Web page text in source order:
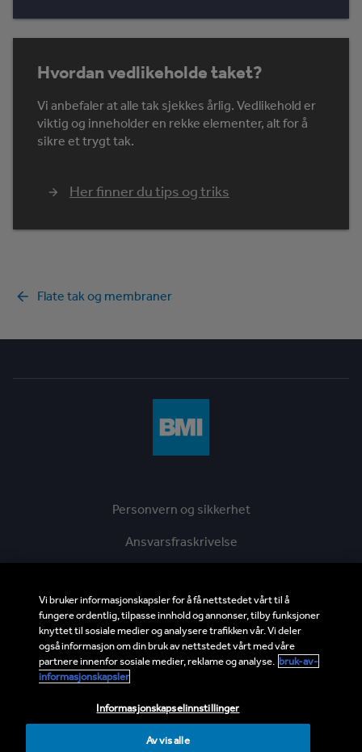
Hvordan vedlikeholde taket?
Vi anbefaler at alle tak sjekkes årlig. Vedlikehold er
viktig og inneholder en rekke elementer, alt for å
sikre et trygt tak.
Her finner du tips og triks
Flate tak og membraner
Personvern og sikkerhet
Ansvarsfraskrivelse
Imprint
Etisk hotline
BMI Supplier and Third Party Codes of Conduct
Sitemap
Vi bruker informasjonskapsler for å få nettstedet vårt til å
fungere ordentlig, tilpasse innhold og annonser, tilby funksjoner
knyttet til sosiale medier og analysere trafikken vår. Vi deler
også informasjon om din bruk av nettstedet vårt med våre
partnere innenfor sosiale medier, reklame og analyse. bruk-av-
informasjonskapsler
Informasjonskapselinnstillinger
Avvis alle